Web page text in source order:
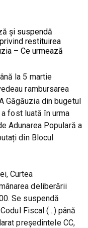
la 5 martie
rambursarea
Găgăuzia din bugetul
fost luată în urma
Adunarea Populară a
din Blocul
Curtea
deliberării
Se suspendă
Fiscal (...) până
președintele CC,